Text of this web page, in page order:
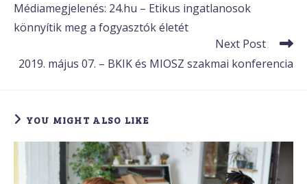
articles
Médiamegjelenés: 24.hu – Etikus ingatlanosok
könnyítik meg a fogyasztók életét
Next Post
2019. május 07. – BKIK és MIOSZ szakmai konferencia
YOU MIGHT ALSO LIKE